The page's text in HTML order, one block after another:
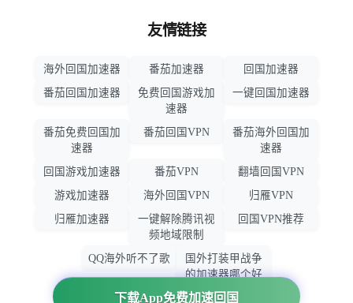
下载App免费加速回国
友情链接
海外回国加速器 番茄加速器
回国加速器
番茄回国加速器
免费回国游戏加
速器
一键回国加速器
番茄免费回国加
速器
番茄回国VPN
番茄海外回国加
速器
回国游戏加速器
番茄VPN
翻墙回国VPN
游戏加速器
海外回国VPN
归雁VPN
归雁加速器
一键解除腾讯视
频地域限制
回国VPN推荐
QQ海外听不了歌
国外打装甲战争
的加速器哪个好
用